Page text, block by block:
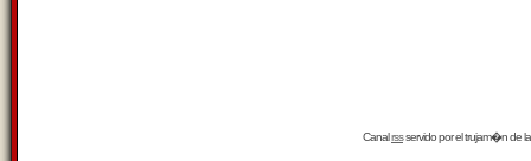
Canalrssservido por eltrujam�nde